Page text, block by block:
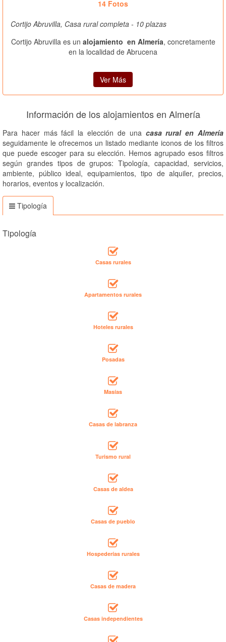
14 Fotos
Cortijo Abruvilla, Casa rural completa - 10 plazas
Cortijo Abruvilla es un alojamiento en Almería, concretamente
en la localidad de Abrucena
Ver Más
Información de los alojamientos en Almería
Para hacer más fácil la elección de una casa rural en Almería
seguidamente le ofrecemos un listado mediante iconos de los filtros
que puede escoger para su elección. Hemos agrupado esos filtros
según grandes tipos de grupos: Tipología, capacidad, servicios,
ambiente, público ideal, equipamientos, tipo de alquiler, precios,
horarios, eventos y localización.
Tipología
Tipología
Casas rurales
Apartamentos rurales
Hoteles rurales
Posadas
Masías
Casas de labranza
Turismo rural
Casas de aldea
Casas de pueblo
Hospederías rurales
Casas de madera
Casas independientes